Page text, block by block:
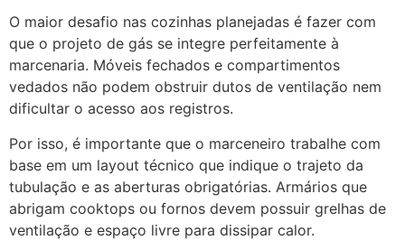
O maior desafio nas cozinhas planejadas é fazer com
que o projeto de gás se integre perfeitamente à
marcenaria. Móveis fechados e compartimentos
vedados não podem obstruir dutos de ventilação nem
dificultar o acesso aos registros.
Por isso, é importante que o marceneiro trabalhe com
base em um layout técnico que indique o trajeto da
tubulação e as aberturas obrigatórias. Armários que
abrigam cooktops ou fornos devem possuir grelhas de
ventilação e espaço livre para dissipar calor.